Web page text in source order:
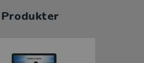
Produkter